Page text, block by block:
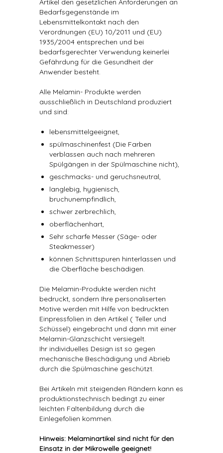
Artikel den gesetzlichen Anforderungen an
Bedarfsgegenstände im
Lebensmittelkontakt nach den
Verordnungen (EU) 10/2011 und (EU)
1935/2004 entsprechen und bei
bedarfsgerechter Verwendung keinerlei
Gefährdung für die Gesundheit der
Anwender besteht.
Alle Melamin- Produkte werden
ausschließlich in Deutschland produziert
und sind:
lebensmittelgeeignet,
spülmaschinenfest (Die Farben
verblassen auch nach mehreren
Spülgängen in der Spülmaschine nicht),
geschmacks- und geruchsneutral,
langlebig, hygienisch,
bruchunempfindlich,
schwer zerbrechlich,
oberflächenhart,
Sehr scharfe Messer (Säge- oder
Steakmesser)
können Schnittspuren hinterlassen und
die Oberfläche beschädigen.
Die Melamin-Produkte werden nicht
bedruckt, sondern Ihre personaliserten
Motive werden mit Hilfe von bedruckten
Einpressfolien in den Artikel ( Teller und
Schüssel) eingebracht und dann mit einer
Melamin-Glanzschicht versiegelt.
Ihr individuelles Design ist so gegen
mechanische Beschädigung und Abrieb
durch die Spülmaschine geschützt.
Bei Artikeln mit steigenden Rändern kann es
produktionstechnisch bedingt zu einer
leichten Faltenbildung durch die
Einlegefolien kommen.
Hinweis: Melaminartikel sind nicht für den
Einsatz in der Mikrowelle geeignet!